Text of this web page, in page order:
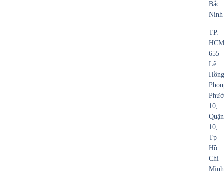
Bắc
Ninh
TP.
655
Lê
Hồng
10,
Quận
10,
Tp
Hồ
Chí
Minh